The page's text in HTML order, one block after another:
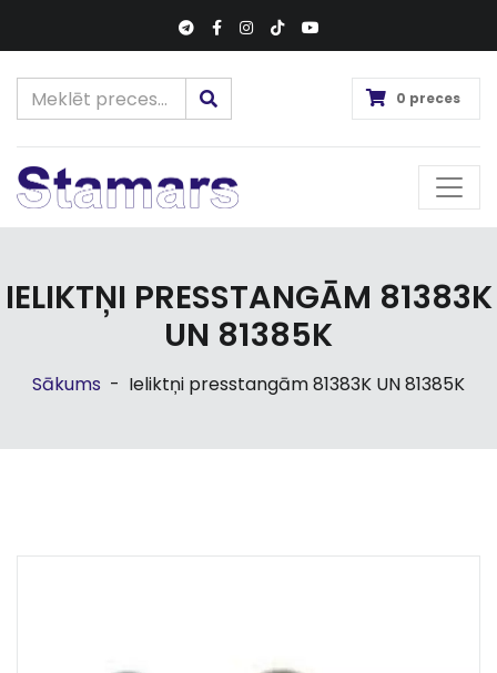
0 preces
IELIKTŅI PRESSTANGĀM 81383K
UN 81385K
Sākums - Ieliktņi presstangām 81383K UN 81385K